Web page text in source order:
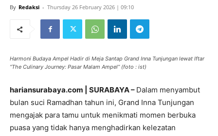
By Redaksi - Thursday 26 February 2026 | 09:10
Harmoni Budaya Ampel Hadir di Meja Santap Grand Inna Tunjungan lewat Iftar
“The Culinary Journey: Pasar Malam Ampel” (foto : ist)
hariansurabaya.com | SURABAYA – Dalam menyambut
bulan suci Ramadhan tahun ini, Grand Inna Tunjungan
mengajak para tamu untuk menikmati momen berbuka
puasa yang tidak hanya menghadirkan kelezatan